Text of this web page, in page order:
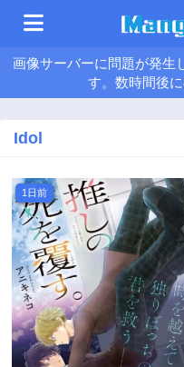
画像サーバーに問題が発生
す。数時間後
Idol
1日前